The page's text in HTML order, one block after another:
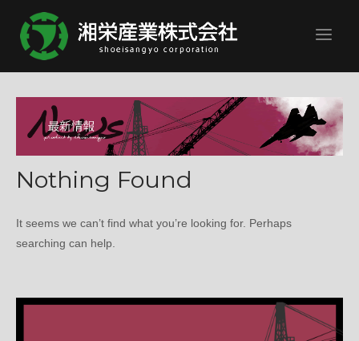
content
Home
Nothing Found
It seems we can’t find what you’re looking for. Perhaps
searching can help.